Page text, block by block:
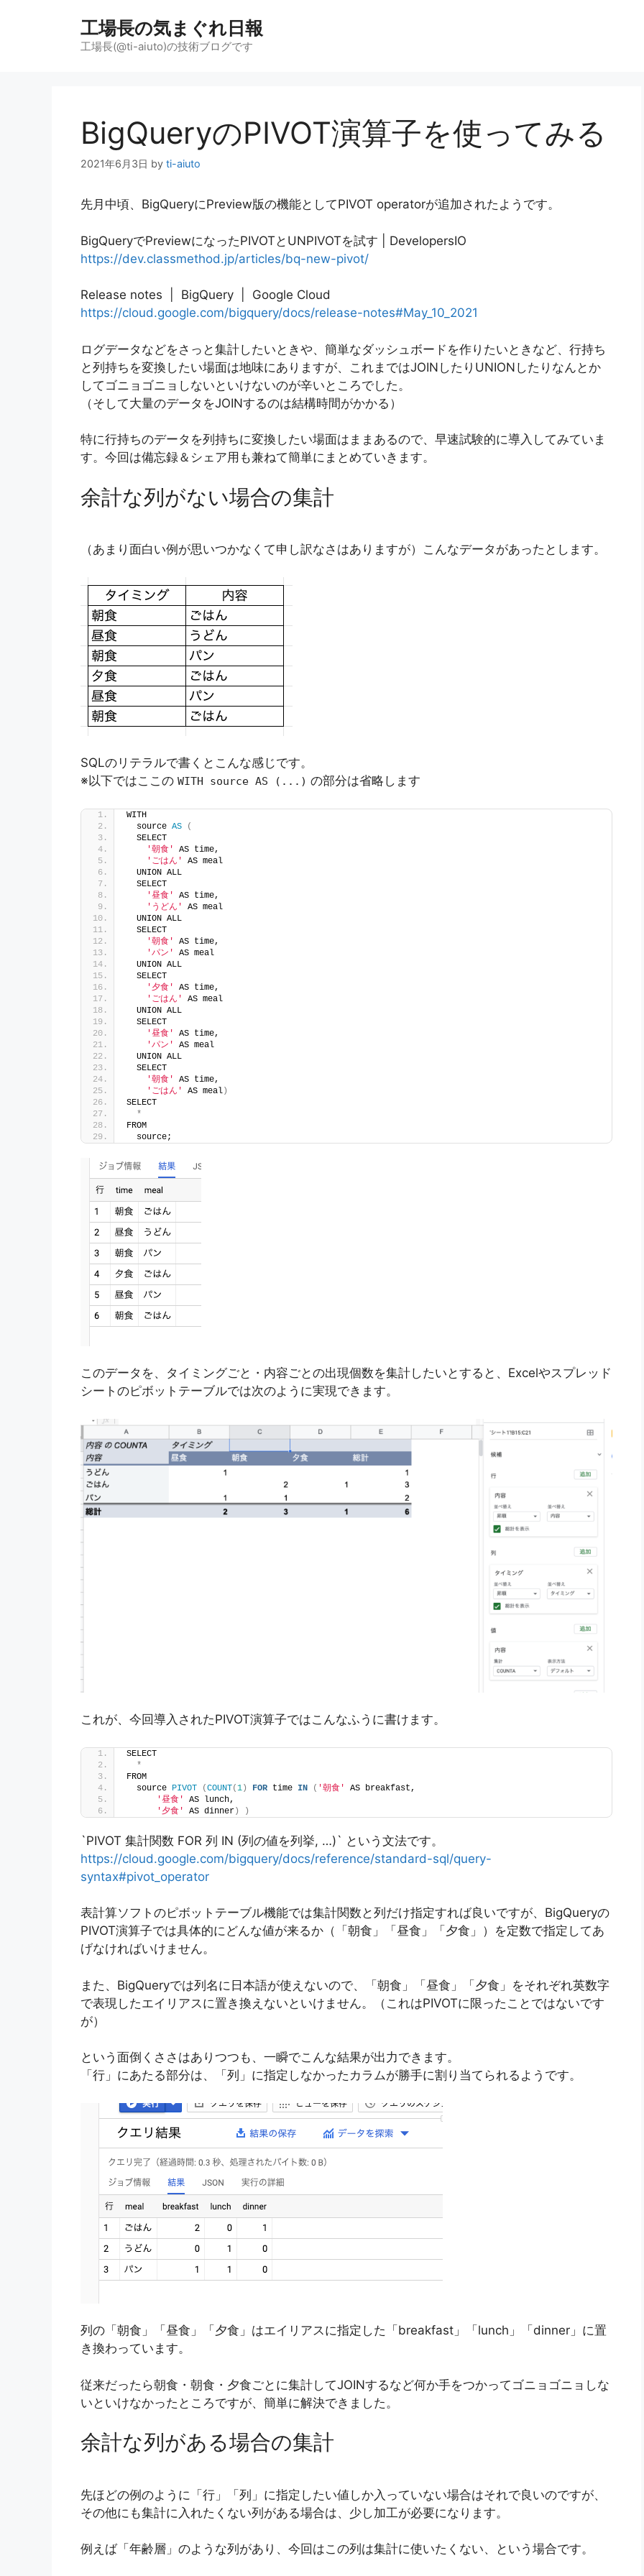
工場長の気まぐれ日報
工場長(@ti-aiuto)の技術ブログです
BigQueryのPIVOT演算子を使ってみる
2021年6月3日 by ti-aiuto
先月中頃、BigQueryにPreview版の機能としてPIVOT operatorが追加されたようです。
BigQueryでPreviewになったPIVOTとUNPIVOTを試す | DevelopersIO
https://dev.classmethod.jp/articles/bq-new-pivot/
Release notes | BigQuery | Google Cloud
https://cloud.google.com/bigquery/docs/release-notes#May_10_2021
ログデータなどをさっと集計したいときや、簡単なダッシュボードを作りたいときなど、行持ち
と列持ちを変換したい場面は地味にありますが、これまではJOINしたりUNIONしたりなんとか
してゴニョゴニョしないといけないのが辛いところでした。
（そして大量のデータをJOINするのは結構時間がかかる）
特に行持ちのデータを列持ちに変換したい場面はままあるので、早速試験的に導入してみていま
す。今回は備忘録＆シェア用も兼ねて簡単にまとめていきます。
余計な列がない場合の集計
（あまり面白い例が思いつかなくて申し訳なさはありますが）こんなデータがあったとします。
SQLのリテラルで書くとこんな感じです。
※以下ではここの WITH source AS (...) の部分は省略します
WITH
  source
AS
(
  SELECT
'朝食'
AS time,
'ごはん'
AS meal
  UNION ALL
  SELECT
'昼食'
AS time,
'うどん'
AS meal
  UNION ALL
  SELECT
'朝食'
AS time,
'パン'
AS meal
  UNION ALL
  SELECT
'夕食'
AS time,
'ごはん'
AS meal
  UNION ALL
  SELECT
'昼食'
AS time,
'パン'
AS meal
  UNION ALL
  SELECT
'朝食'
AS time,
'ごはん'
AS meal)
SELECT
*
FROM
  source;
このデータを、タイミングごと・内容ごとの出現個数を集計したいとすると、Excelやスプレッド
シートのピボットテーブルでは次のように実現できます。
これが、今回導入されたPIVOT演算子ではこんなふうに書けます。
SELECT
*
FROM
  source
PIVOT (COUNT(1) FOR time IN ( '朝食'
AS breakfast,
'昼食'
AS lunch,
'夕食'
AS dinner) )
`PIVOT 集計関数 FOR 列 IN (列の値を列挙, …)` という文法です。
https://cloud.google.com/bigquery/docs/reference/standard-sql/query-
syntax#pivot_operator
表計算ソフトのピボットテーブル機能では集計関数と列だけ指定すれば良いですが、BigQueryの
PIVOT演算子では具体的にどんな値が来るか（「朝食」「昼食」「夕食」）を定数で指定してあ
げなければいけません。
また、BigQueryでは列名に日本語が使えないので、「朝食」「昼食」「夕食」をそれぞれ英数字
で表現したエイリアスに置き換えないといけません。（これはPIVOTに限ったことではないです
が）
という面倒くささはありつつも、一瞬でこんな結果が出力できます。
「行」にあたる部分は、「列」に指定しなかったカラムが勝手に割り当てられるようです。
列の「朝食」「昼食」「夕食」はエイリアスに指定した「breakfast」「lunch」「dinner」に置
き換わっています。
従来だったら朝食・朝食・夕食ごとに集計してJOINするなど何か手をつかってゴニョゴニョしな
いといけなかったところですが、簡単に解決できました。
余計な列がある場合の集計
先ほどの例のように「行」「列」に指定したい値しか入っていない場合はそれで良いのですが、
その他にも集計に入れたくない列がある場合は、少し加工が必要になります。
例えば「年齢層」のような列があり、今回はこの列は集計に使いたくない、という場合です。